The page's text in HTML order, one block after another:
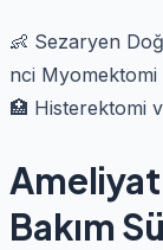
👶 Sezaryen
nci Myomektomi
🏥 Histerektomi
Ameliyat
Bakım